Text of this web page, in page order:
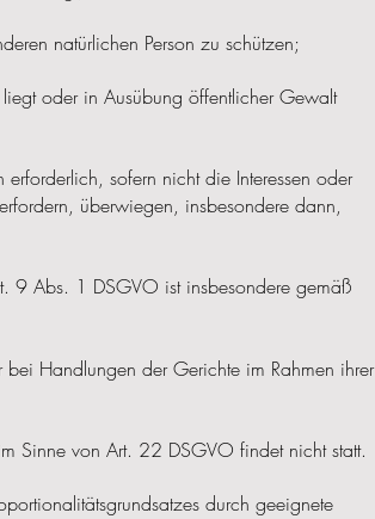
natürlichen Person zu schützen;
oder in Ausübung öffentlicher Gewalt
sofern nicht die Interessen oder
überwiegen, insbesondere dann,
9 Abs. 1 DSGVO ist insbesondere gemäß
Handlungen der Gerichte im Rahmen ihrer
Sinne von Art. 22 DSGVO findet nicht statt.
durch geeignete